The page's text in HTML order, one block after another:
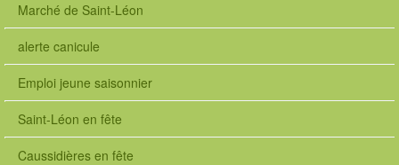
Marché de Saint-Léon
alerte canicule
Emploi jeune saisonnier
Saint-Léon en fête
Caussidières en fête